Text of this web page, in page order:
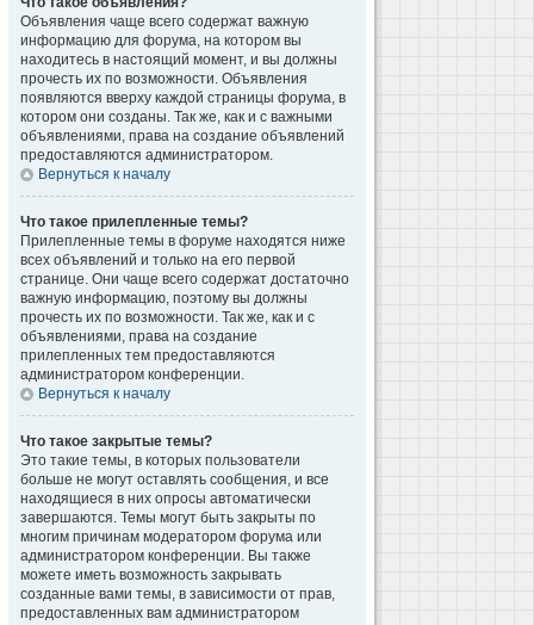
Объявления чаще всего содержат важную
информацию для форума, на котором вы
находитесь в настоящий момент, и вы должны
прочесть их по возможности. Объявления
появляются вверху каждой страницы форума, в
котором они созданы. Так же, как и с важными
объявлениями, права на создание объявлений
предоставляются администратором.
Вернуться к началу
Что такое прилепленные темы?
Прилепленные темы в форуме находятся ниже
всех объявлений и только на его первой
странице. Они чаще всего содержат достаточно
важную информацию, поэтому вы должны
прочесть их по возможности. Так же, как и с
объявлениями, права на создание
прилепленных тем предоставляются
администратором конференции.
Вернуться к началу
Что такое закрытые темы?
Это такие темы, в которых пользователи
больше не могут оставлять сообщения, и все
находящиеся в них опросы автоматически
завершаются. Темы могут быть закрыты по
многим причинам модератором форума или
администратором конференции. Вы также
можете иметь возможность закрывать
созданные вами темы, в зависимости от прав,
предоставленных вам администратором